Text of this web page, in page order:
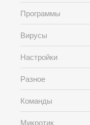
Программы
Вирусы
Настройки
Разное
Команды
Микротик